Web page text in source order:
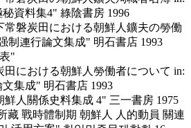
資料集4" 綠陰書房 1996
常磐炭田における朝鮮人鑛夫の勞働
制連行論文集成" 明石書店 1993
"
田における朝鮮人勞働者について in:
集成" 明石書店 1993
鮮人關係史料集成 4" 三一書房 1975
藏 戰時體制期 朝鮮人 人的動員 關連